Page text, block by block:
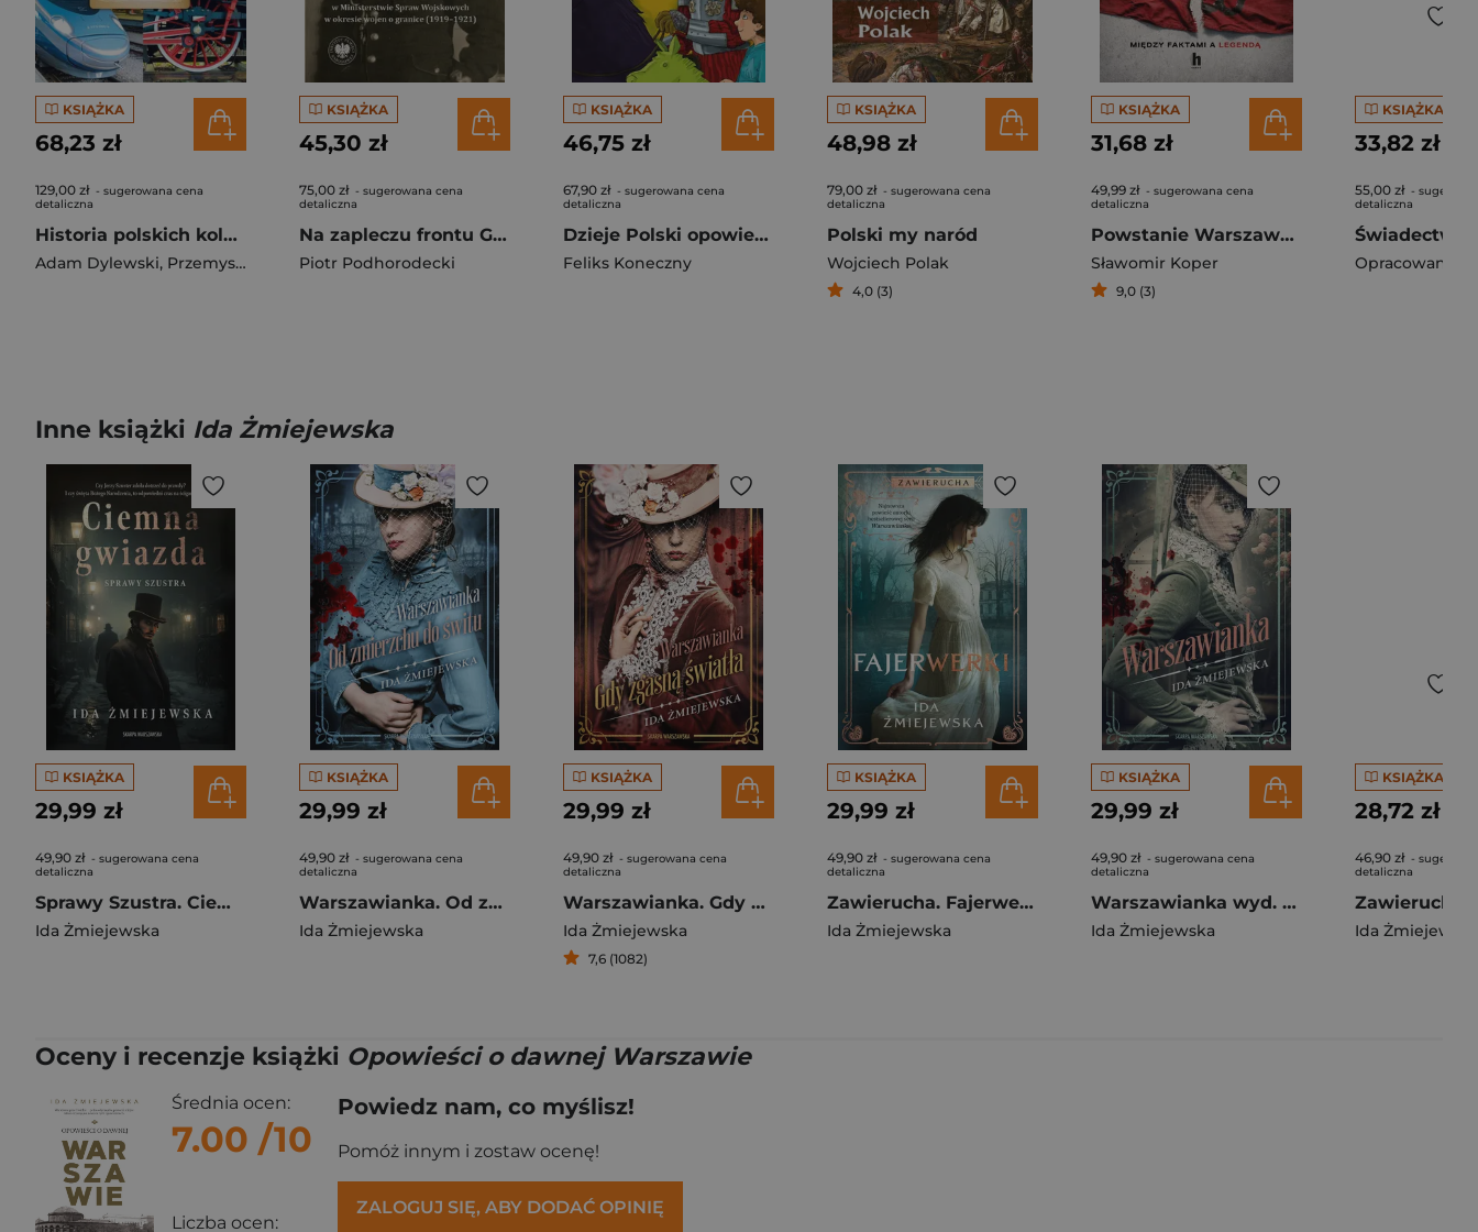
KSIĄŻKA
68,23 zł
129,00 zł - sugerowana cena
detaliczna
Historia polskich kolei. 100-lecie Polskich Kolei Państwowych
Adam Dylewski, Przemysław Brych
KSIĄŻKA
45,30 zł
75,00 zł - sugerowana cena
detaliczna
Na zapleczu frontu Generał Kazimierz Sosnkowski w Ministerstwie Spraw Wojskowych w okresie wojen o granice (1919–1921)
Piotr Podhorodecki
KSIĄŻKA
46,75 zł
67,90 zł - sugerowana cena
detaliczna
Dzieje Polski opowiedziane dla młodzieży wyd. 2026
Feliks Koneczny
KSIĄŻKA
48,98 zł
79,00 zł - sugerowana cena
detaliczna
Polski my naród
Wojciech Polak
4,0 (3)
KSIĄŻKA
31,68 zł
49,99 zł - sugerowana cena
detaliczna
Powstanie Warszawskie. Między faktami a legendą
Sławomir Koper
9,0 (3)
KSIĄŻKA
33,82 zł
55,00 zł -
detaliczna
Opracowanie
Inne książki Ida Żmiejewska
KSIĄŻKA
29,99 zł
49,90 zł - sugerowana cena
detaliczna
Sprawy Szustra. Ciemna gwiazda
Ida Żmiejewska
KSIĄŻKA
29,99 zł
49,90 zł - sugerowana cena
detaliczna
Warszawianka. Od zmierzchu do świtu wyd. 2024
Ida Żmiejewska
KSIĄŻKA
29,99 zł
49,90 zł - sugerowana cena
detaliczna
Warszawianka. Gdy zgasną światła
Ida Żmiejewska
7,6 (1082)
KSIĄŻKA
29,99 zł
49,90 zł - sugerowana cena
detaliczna
Zawierucha. Fajerwerki
Ida Żmiejewska
KSIĄŻKA
29,99 zł
49,90 zł - sugerowana cena
detaliczna
Warszawianka wyd. 2024
Ida Żmiejewska
KSIĄŻKA
28,72 zł
46,90 zł -
detaliczna
Ida Żmiejewska
Oceny i recenzje książki Opowieści o dawnej Warszawie
Średnia ocen:
7.00 /10
Liczba ocen:
Powiedz nam, co myślisz!
Pomóż innym i zostaw ocenę!
ZALOGUJ SIĘ, ABY DODAĆ OPINIĘ